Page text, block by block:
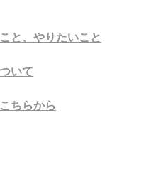
と、やりたいこと
いて
ちらから